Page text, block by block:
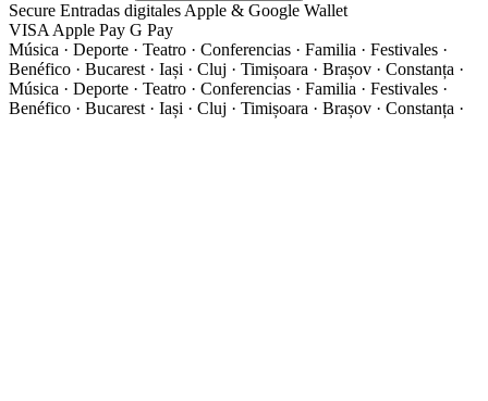
Secure Entradas digitales Apple & Google Wallet
VISA Apple Pay G Pay
Música · Deporte · Teatro · Conferencias · Familia · Festivales ·
Benéfico · Bucarest · Iași · Cluj · Timișoara · Brașov · Constanța ·
Música · Deporte · Teatro · Conferencias · Familia · Festivales ·
Benéfico · Bucarest · Iași · Cluj · Timișoara · Brașov · Constanța ·